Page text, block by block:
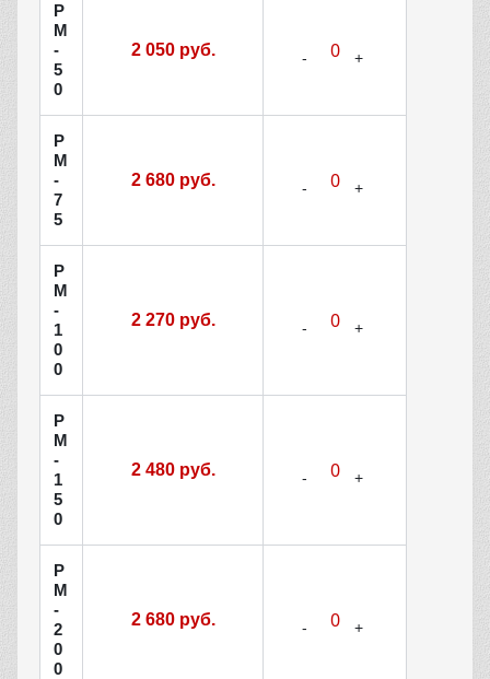
Р
М
-
5
0
2 050 руб.
Р
М
-
7
5
2 680 руб.
Р
М
-
1
0
0
2 270 руб.
Р
М
-
1
5
0
2 480 руб.
Р
М
-
2
0
0
2 680 руб.